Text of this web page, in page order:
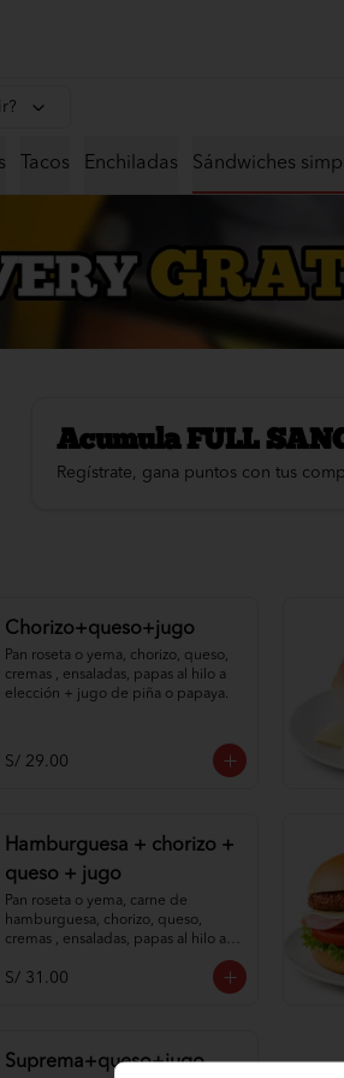
Tacos Enchiladas Sándwiches
Acumula FULL
Regístrate, gana puntos con tus
Chorizo+queso+jugo
Pan roseta o yema, chorizo, queso,
cremas , ensaladas, papas al hilo a
elección + jugo de piña o papaya.
S/ 29.00
Hamburguesa + chorizo +
queso + jugo
Pan roseta o yema, carne de
hamburguesa, chorizo, queso,
cremas , ensaladas, papas al hilo a
elección + jugo de piña o papaya.
S/ 31.00
Suprema+queso+jugo